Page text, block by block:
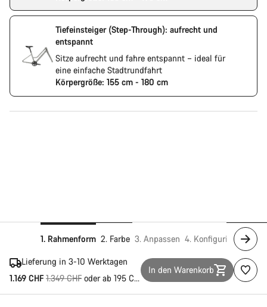
Tiefeinsteiger (Step-Through): aufrecht und
entspannt
Sitze aufrecht und fahre entspannt – ideal für
eine einfache Stadtrundfahrt
Körpergröße: 155 cm - 180 cm
1. Rahmenform 2. Farbe 3. Anpassen 4. Konfigurieren 5. In
Lieferung in 3-10 Werktagen
1.169 CHFUrsprungspreis
1.349 CHF oder ab 195 CHF/Mo.
In den Warenkorb